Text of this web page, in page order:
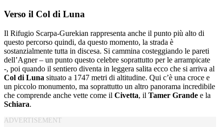
Verso il Col di Luna
Il Rifugio Scarpa-Gurekian rappresenta anche il punto più alto di
questo percorso quindi, da questo momento, la strada è
sostanzialmente tutta in discesa. Si cammina costeggiando le pareti
dell’Agner – un punto questo celebre soprattutto per le arrampicate
-, poi quando il sentiero diventa in leggera salita ecco che si arriva al
Col di Luna situato a 1747 metri di altitudine. Qui c’è una croce e
un piccolo monumento, ma soprattutto un altro panorama incredibile
che comprende anche vette come il Civetta, il Tamer Grande e la
Schiara.